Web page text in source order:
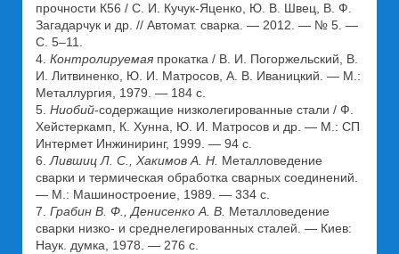
прочности К56 / С. И. Кучук-Яценко, Ю. В. Швец, В. Ф.
Загадарчук и др. // Автомат. сварка. — 2012. — № 5. —
С. 5–11.
4. Контролируемая прокатка / В. И. Погоржельский, В.
И. Литвиненко, Ю. И. Матросов, А. В. Иваницкий. — М.:
Металлургия, 1979. — 184 с.
5. Ниобий-содержащие низколегированные стали / Ф.
Хейстеркамп, К. Хунна, Ю. И. Матросов и др. — М.: СП
Интермет Инжиниринг, 1999. — 94 с.
6. Лившиц Л. С., Хакимов А. Н. Металловедение
сварки и термическая обработка сварных соединений.
— М.: Машиностроение, 1989. — 334 с.
7. Грабин В. Ф., Денисенко А. В. Металловедение
сварки низко- и среднелегированных сталей. — Киев:
Наук. думка, 1978. — 276 с.